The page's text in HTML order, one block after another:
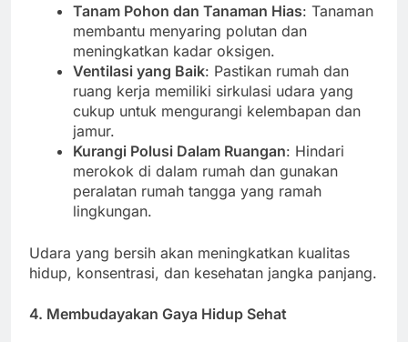
Tanam Pohon dan Tanaman Hias: Tanaman
membantu menyaring polutan dan
meningkatkan kadar oksigen.
Ventilasi yang Baik: Pastikan rumah dan
ruang kerja memiliki sirkulasi udara yang
cukup untuk mengurangi kelembapan dan
jamur.
Kurangi Polusi Dalam Ruangan: Hindari
merokok di dalam rumah dan gunakan
peralatan rumah tangga yang ramah
lingkungan.
Udara yang bersih akan meningkatkan kualitas
hidup, konsentrasi, dan kesehatan jangka panjang.
4. Membudayakan Gaya Hidup Sehat